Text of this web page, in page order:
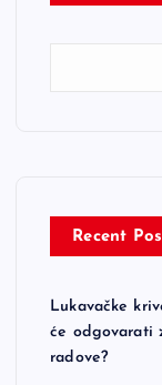
Recent
Lukavačke
će odgovarati
radove?